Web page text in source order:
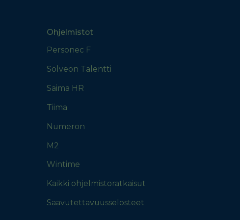
Ohjelmistot
Personec F
Solveon Talentti
Saima HR
Tiima
Numeron
M2
Wintime
Kaikki ohjelmistoratkaisut
Saavutettavuusselosteet